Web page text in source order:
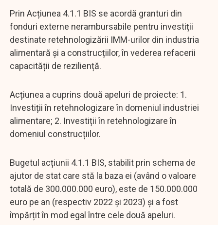
Prin Acțiunea 4.1.1 BIS se acordă granturi din
fonduri externe nerambursabile pentru investiții
destinate retehnologizării IMM-urilor din industria
alimentară și a construcțiilor, în vederea refacerii
capacității de reziliență.
Acțiunea a cuprins două apeluri de proiecte: 1.
Investiții în retehnologizare în domeniul industriei
alimentare; 2. Investiții în retehnologizare în
domeniul construcțiilor.
Bugetul acțiunii 4.1.1 BIS, stabilit prin schema de
ajutor de stat care stă la baza ei (având o valoare
totală de 300.000.000 euro), este de 150.000.000
euro pe an (respectiv 2022 și 2023) și a fost
împărțit în mod egal între cele două apeluri.